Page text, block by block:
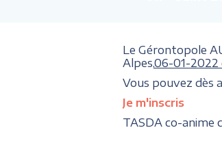
Le Gérontopole
Alpes,06-01-2022
Vous pouvez dès
Je m'inscris
TASDA co-anime